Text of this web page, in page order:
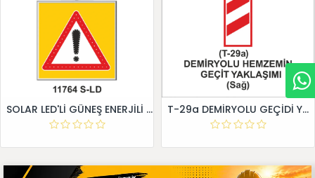
SOLAR LED'Lİ GÜNEŞ ENERJİLİ LEVHA T-29a DEMİRYOLU GEÇİDİ YAKLAŞIM LEVHALARI (Sağ)